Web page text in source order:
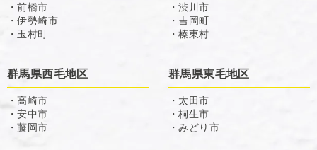
・前橋市
・伊勢崎市
・玉村町
・渋川市
・吉岡町
・榛東村
群馬県西毛地区
・高崎市
・安中市
・藤岡市
群馬県東毛地区
・太田市
・桐生市
・みどり市